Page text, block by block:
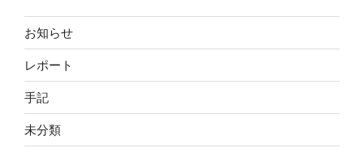
お知らせ
レポート
手記
未分類